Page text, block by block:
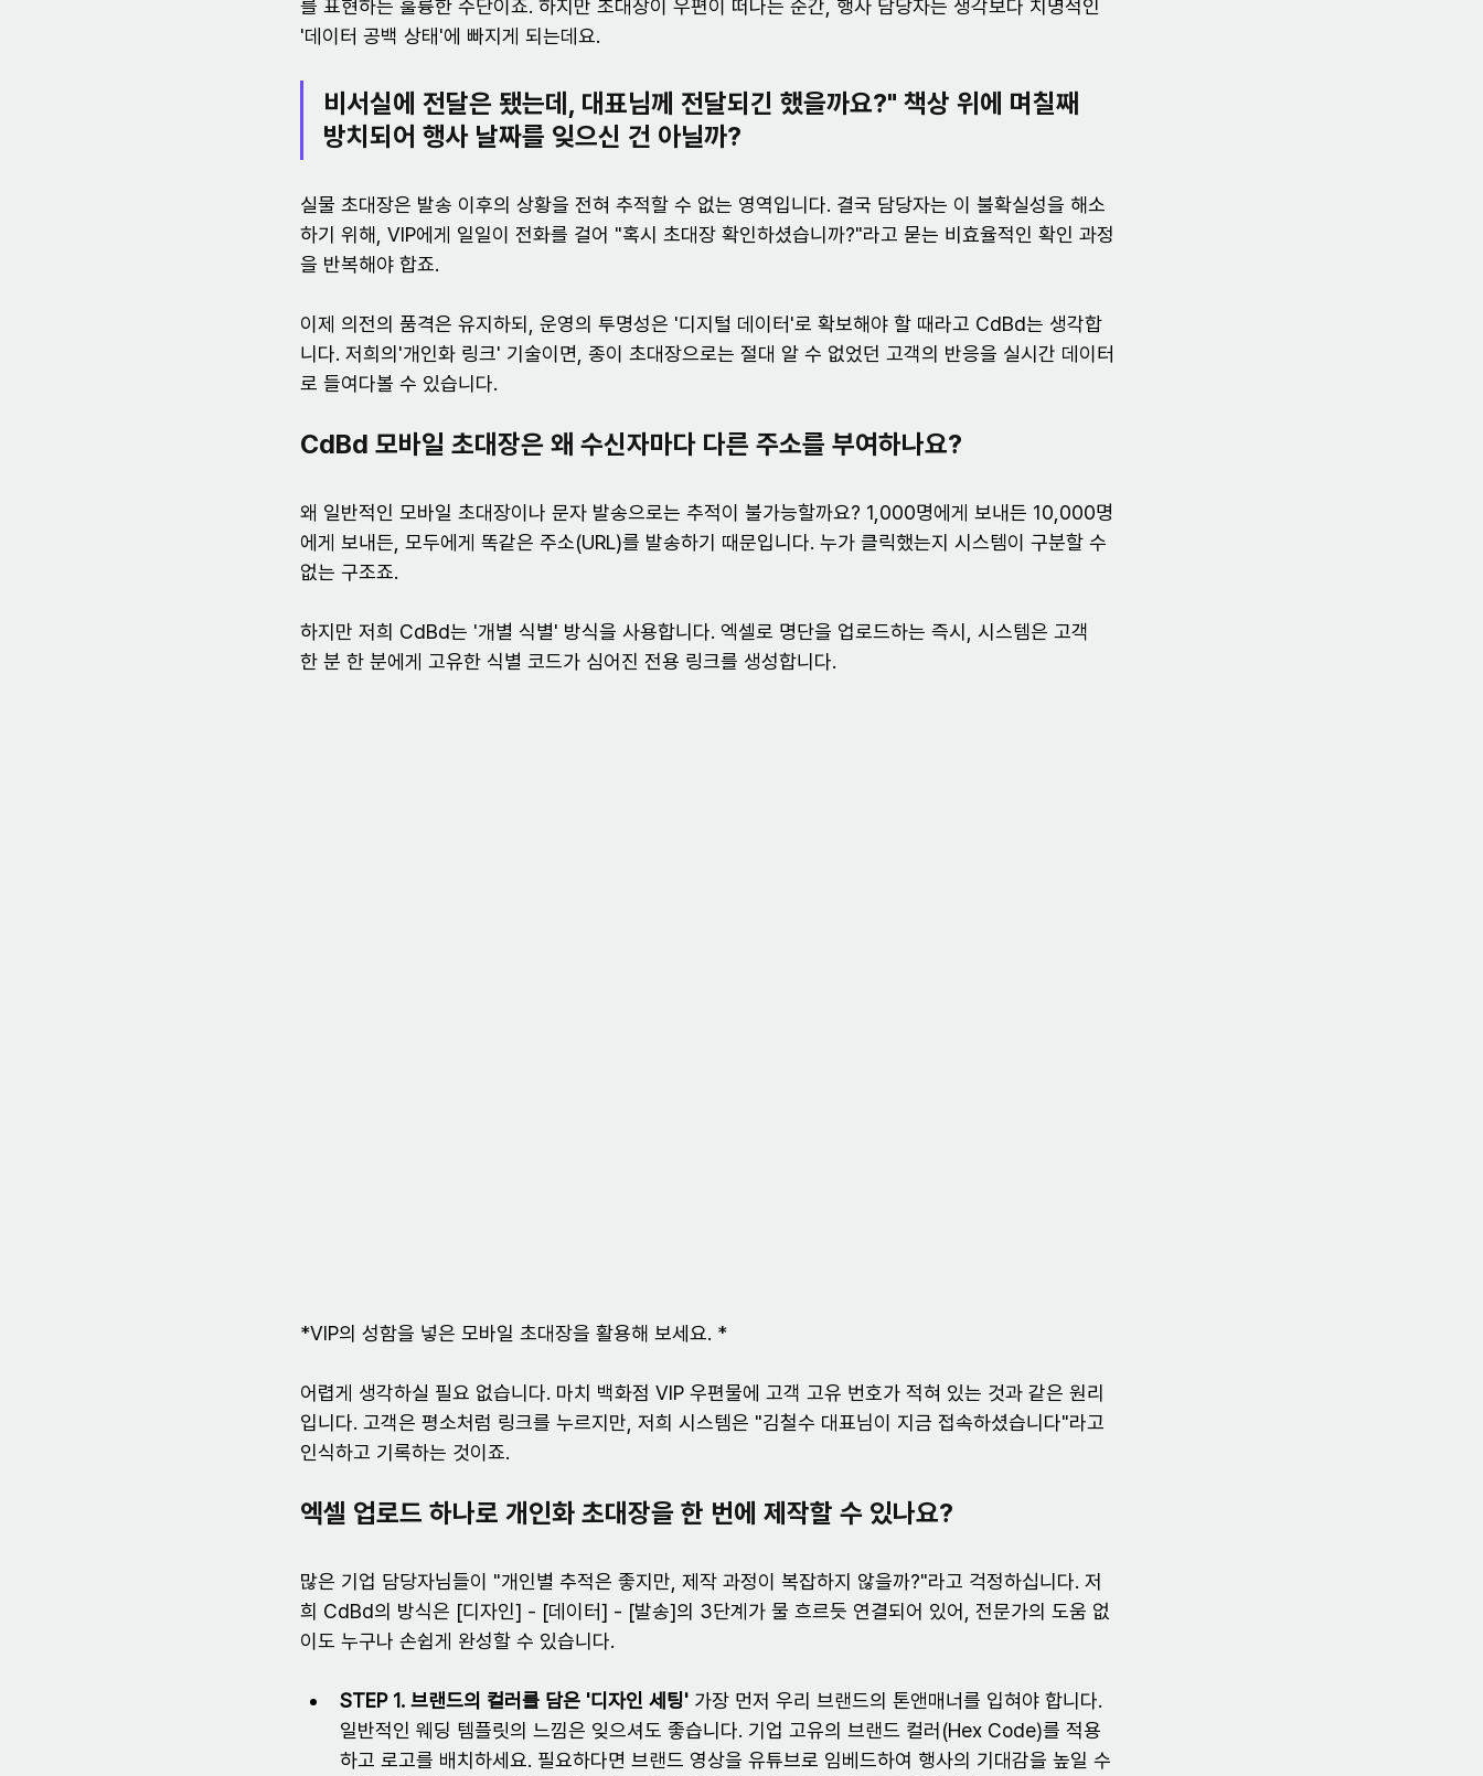
를 표현하는 훌륭한 수단이죠. 하지만 초대장이 우편이 떠나는 순간, 행사 담당자는 생각보다 치명적인
'데이터 공백 상태'에 빠지게 되는데요.
비서실에 전달은 됐는데, 대표님께 전달되긴 했을까요?" 책상 위에 며칠째
방치되어 행사 날짜를 잊으신 건 아닐까?
실물 초대장은 발송 이후의 상황을 전혀 추적할 수 없는 영역입니다. 결국 담당자는 이 불확실성을 해소
하기 위해, VIP에게 일일이 전화를 걸어 "혹시 초대장 확인하셨습니까?"라고 묻는 비효율적인 확인 과정
을 반복해야 합죠.
이제 의전의 품격은 유지하되, 운영의 투명성은 '디지털 데이터'로 확보해야 할 때라고 CdBd는 생각합
니다. 저희의'개인화 링크' 기술이면, 종이 초대장으로는 절대 알 수 없었던 고객의 반응을 실시간 데이터
로 들여다볼 수 있습니다.
CdBd 모바일 초대장은 왜 수신자마다 다른 주소를 부여하나요?
왜 일반적인 모바일 초대장이나 문자 발송으로는 추적이 불가능할까요? 1,000명에게 보내든 10,000명
에게 보내든, 모두에게 똑같은 주소(URL)를 발송하기 때문입니다. 누가 클릭했는지 시스템이 구분할 수
없는 구조죠.
하지만 저희 CdBd는 '개별 식별' 방식을 사용합니다. 엑셀로 명단을 업로드하는 즉시, 시스템은 고객
한 분 한 분에게 고유한 식별 코드가 심어진 전용 링크를 생성합니다.
*VIP의 성함을 넣은 모바일 초대장을 활용해 보세요. *
어렵게 생각하실 필요 없습니다. 마치 백화점 VIP 우편물에 고객 고유 번호가 적혀 있는 것과 같은 원리
입니다. 고객은 평소처럼 링크를 누르지만, 저희 시스템은 "김철수 대표님이 지금 접속하셨습니다"라고
인식하고 기록하는 것이죠.
엑셀 업로드 하나로 개인화 초대장을 한 번에 제작할 수 있나요?
많은 기업 담당자님들이 "개인별 추적은 좋지만, 제작 과정이 복잡하지 않을까?"라고 걱정하십니다. 저
희 CdBd의 방식은 [디자인] - [데이터] - [발송]의 3단계가 물 흐르듯 연결되어 있어, 전문가의 도움 없
이도 누구나 손쉽게 완성할 수 있습니다.
STEP 1. 브랜드의 컬러를 담은 '디자인 세팅' 가장 먼저 우리 브랜드의 톤앤매너를 입혀야 합니다.
일반적인 웨딩 템플릿의 느낌은 잊으셔도 좋습니다. 기업 고유의 브랜드 컬러(Hex Code)를 적용
하고 로고를 배치하세요. 필요하다면 브랜드 영상을 유튜브로 임베드하여 행사의 기대감을 높일 수